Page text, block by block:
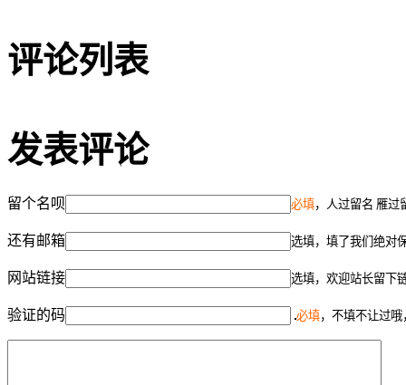
评论列表
发表评论
留个名呗 必填，人过留名 雁过
还有邮箱 选填，填了我们绝对
网站链接 选填，欢迎站长留下
验证的码 必填，不填不让过